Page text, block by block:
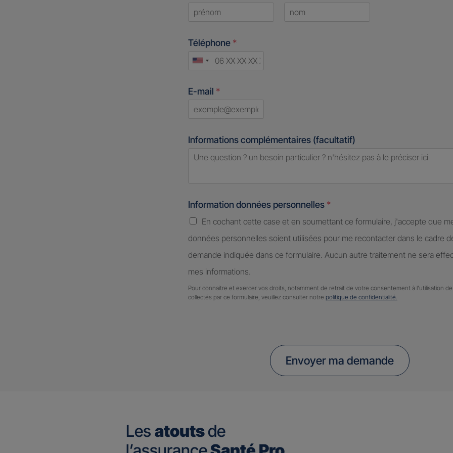
Téléphone *
United
E-mail *
Informations complémentaires (facultatif)
Information données personnelles *
En cochant cette case et en soumettant ce formulaire, j'accepte que
données personnelles soient utilisées pour me recontacter dans le cadre
demande indiquée dans ce formulaire. Aucun autre traitement ne sera
mes informations.
Pour connaitre et exercer vos droits, notamment de retrait de votre consentement à l'utilisation
collectés par ce formulaire, veuillez consulter notre politique de confidentialité.
Envoyer ma demande
Les atoutsde